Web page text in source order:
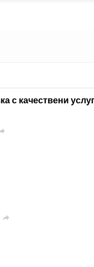
с качествени
